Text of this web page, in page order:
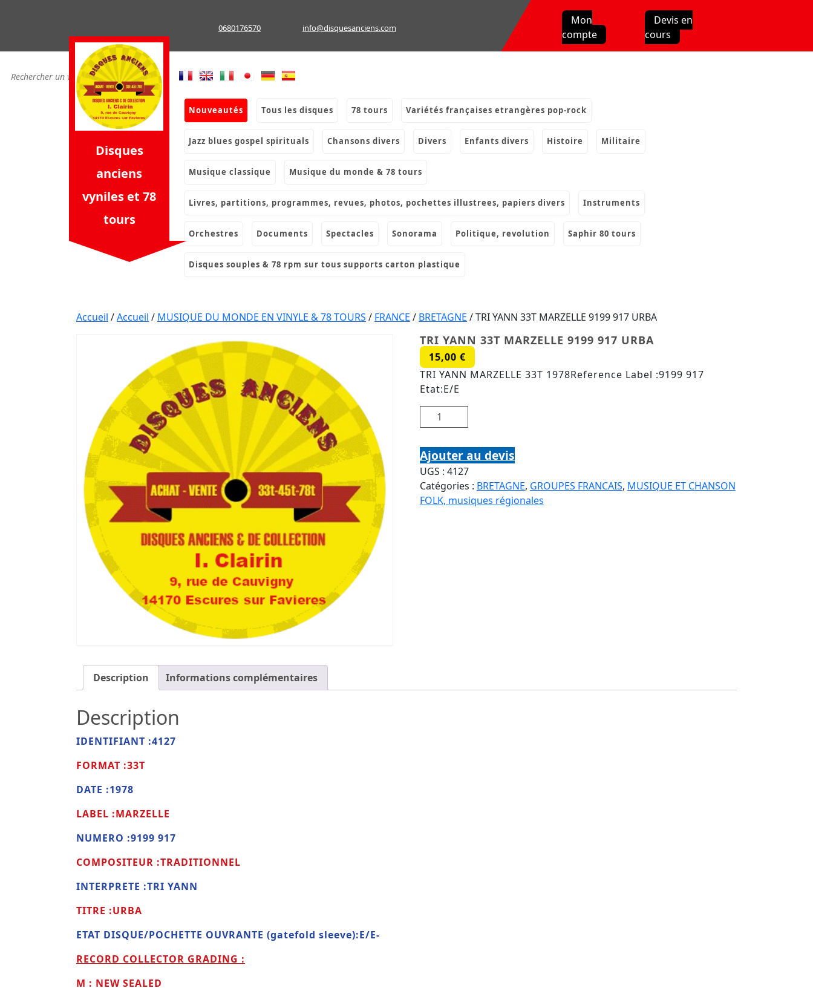
0680176570 info@disquesanciens.com
Mon
compte
Devis en
cours
Disques
anciens
vyniles et 78
tours
nouveautés tous les disques 78 tours variétés françaises etrangères pop-rock
jazz blues gospel spirituals chansons divers divers enfants divers histoire militaire
musique classique musique du monde & 78 tours
livres, partitions, programmes, revues, photos, pochettes illustrees, papiers divers instruments
orchestres documents spectacles sonorama politique, revolution saphir 80 tours
disques souples & 78 rpm sur tous supports carton plastique
Accueil /Accueil / MUSIQUE DU MONDE EN VINYLE & 78 TOURS / FRANCE / BRETAGNE / TRI YANN 33T MARZELLE 9199 917 URBA
TRI YANN 33T MARZELLE 9199 917 URBA
15,00 €
TRI YANN MARZELLE 33T 1978Reference Label :9199 917
Etat:E/E
quantité de TRI YANN 33T MARZELLE 9199 917 URBA
Ajouter au devis
UGS : 4127
Catégories : BRETAGNE, GROUPES FRANCAIS, MUSIQUE ET CHANSON
FOLK, musiques régionales
Description Informations complémentaires
Description
IDENTIFIANT :4127
FORMAT :33T
DATE :1978
LABEL :MARZELLE
NUMERO :9199 917
COMPOSITEUR :TRADITIONNEL
INTERPRETE :TRI YANN
TITRE :URBA
ETAT DISQUE/POCHETTE OUVRANTE (gatefold sleeve):E/E-
RECORD COLLECTOR GRADING :
M : NEW SEALED